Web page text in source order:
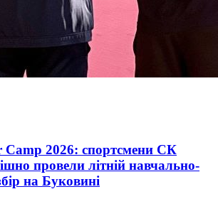
Camp 2026: спортсмени СК
провели літній навчально-
на Буковині